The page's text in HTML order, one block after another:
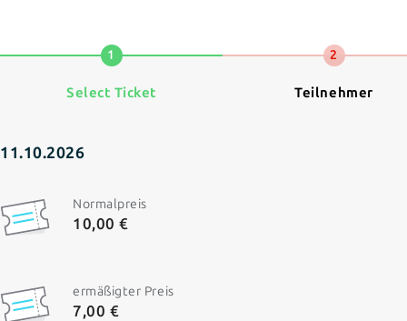
1
Select Ticket
2
Teilnehmer
11.10.2026
Normalpreis
10,00 €
ermäßigter Preis
7,00 €